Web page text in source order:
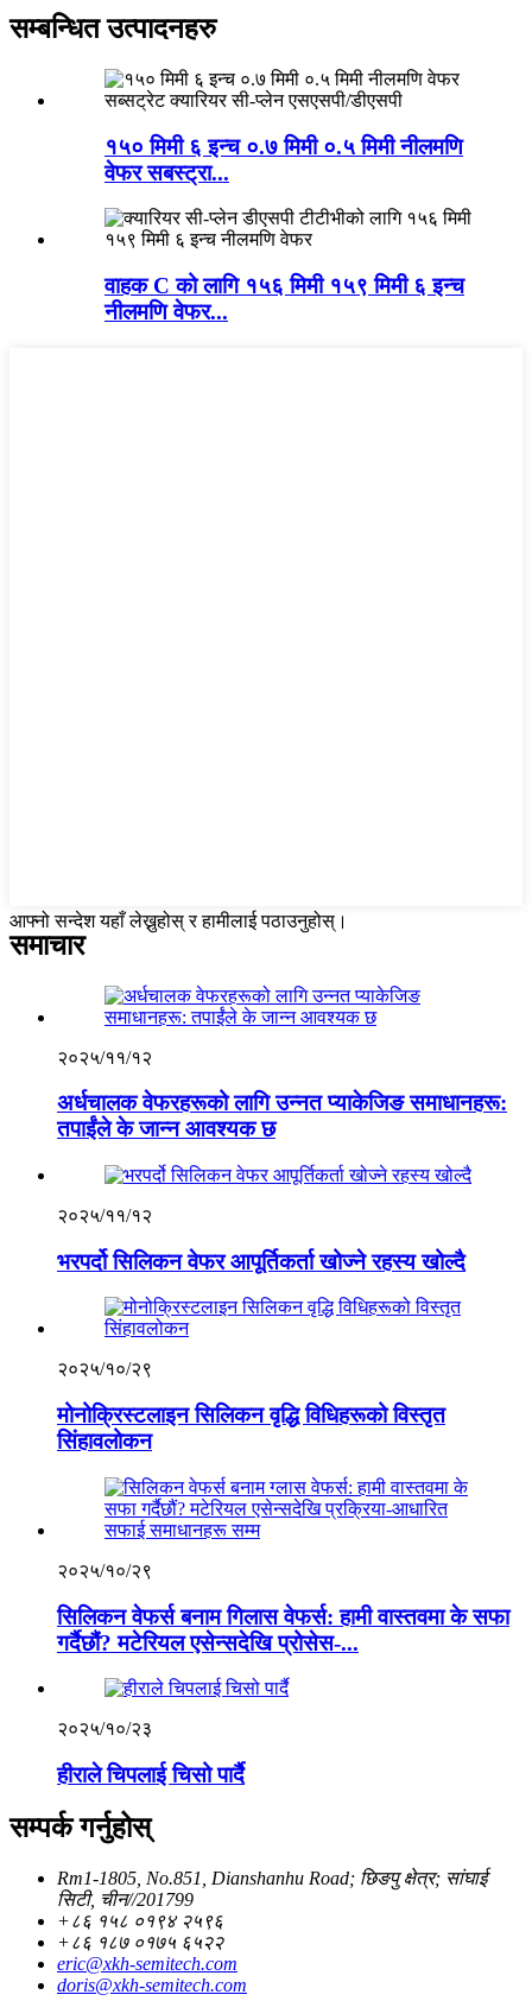
सम्बन्धित उत्पादनहरु
१५० मिमी ६ इन्च ०.७ मिमी ०.५ मिमी नीलमणि
वेफर सबस्ट्रा...
वाहक C को लागि १५६ मिमी १५९ मिमी ६ इन्च
नीलमणि वेफर...
आफ्नो सन्देश यहाँ लेख्नुहोस् र हामीलाई पठाउनुहोस्।
समाचार
२०२५/११/१२
अर्धचालक वेफरहरूको लागि उन्नत प्याकेजिङ समाधानहरू:
तपाईंले के जान्न आवश्यक छ
२०२५/११/१२
भरपर्दो सिलिकन वेफर आपूर्तिकर्ता खोज्ने रहस्य खोल्दै
२०२५/१०/२९
मोनोक्रिस्टलाइन सिलिकन वृद्धि विधिहरूको विस्तृत
सिंहावलोकन
२०२५/१०/२९
सिलिकन वेफर्स बनाम गिलास वेफर्स: हामी वास्तवमा के सफा
गर्दैछौं? मटेरियल एसेन्सदेखि प्रोसेस-...
२०२५/१०/२३
हीराले चिपलाई चिसो पार्दै
सम्पर्क गर्नुहोस्
Rm1-1805, No.851, Dianshanhu Road; छिङपु क्षेत्र; सांघाई
सिटी, चीन//201799
+८६ १५८ ०१९४ २५९६
+८६ १८७ ०१७५ ६५२२
eric@xkh-semitech.com
doris@xkh-semitech.com